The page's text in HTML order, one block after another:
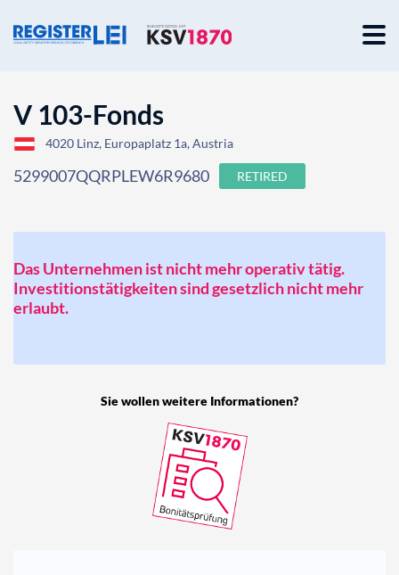
V 103-Fonds
4020 Linz, Europaplatz 1a, Austria
5299007QQRPLEW6R9680 RETIRED
Das Unternehmen ist nicht mehr operativ tätig.
Investitionstätigkeiten sind gesetzlich nicht mehr
erlaubt.
Sie wollen weitere Informationen?